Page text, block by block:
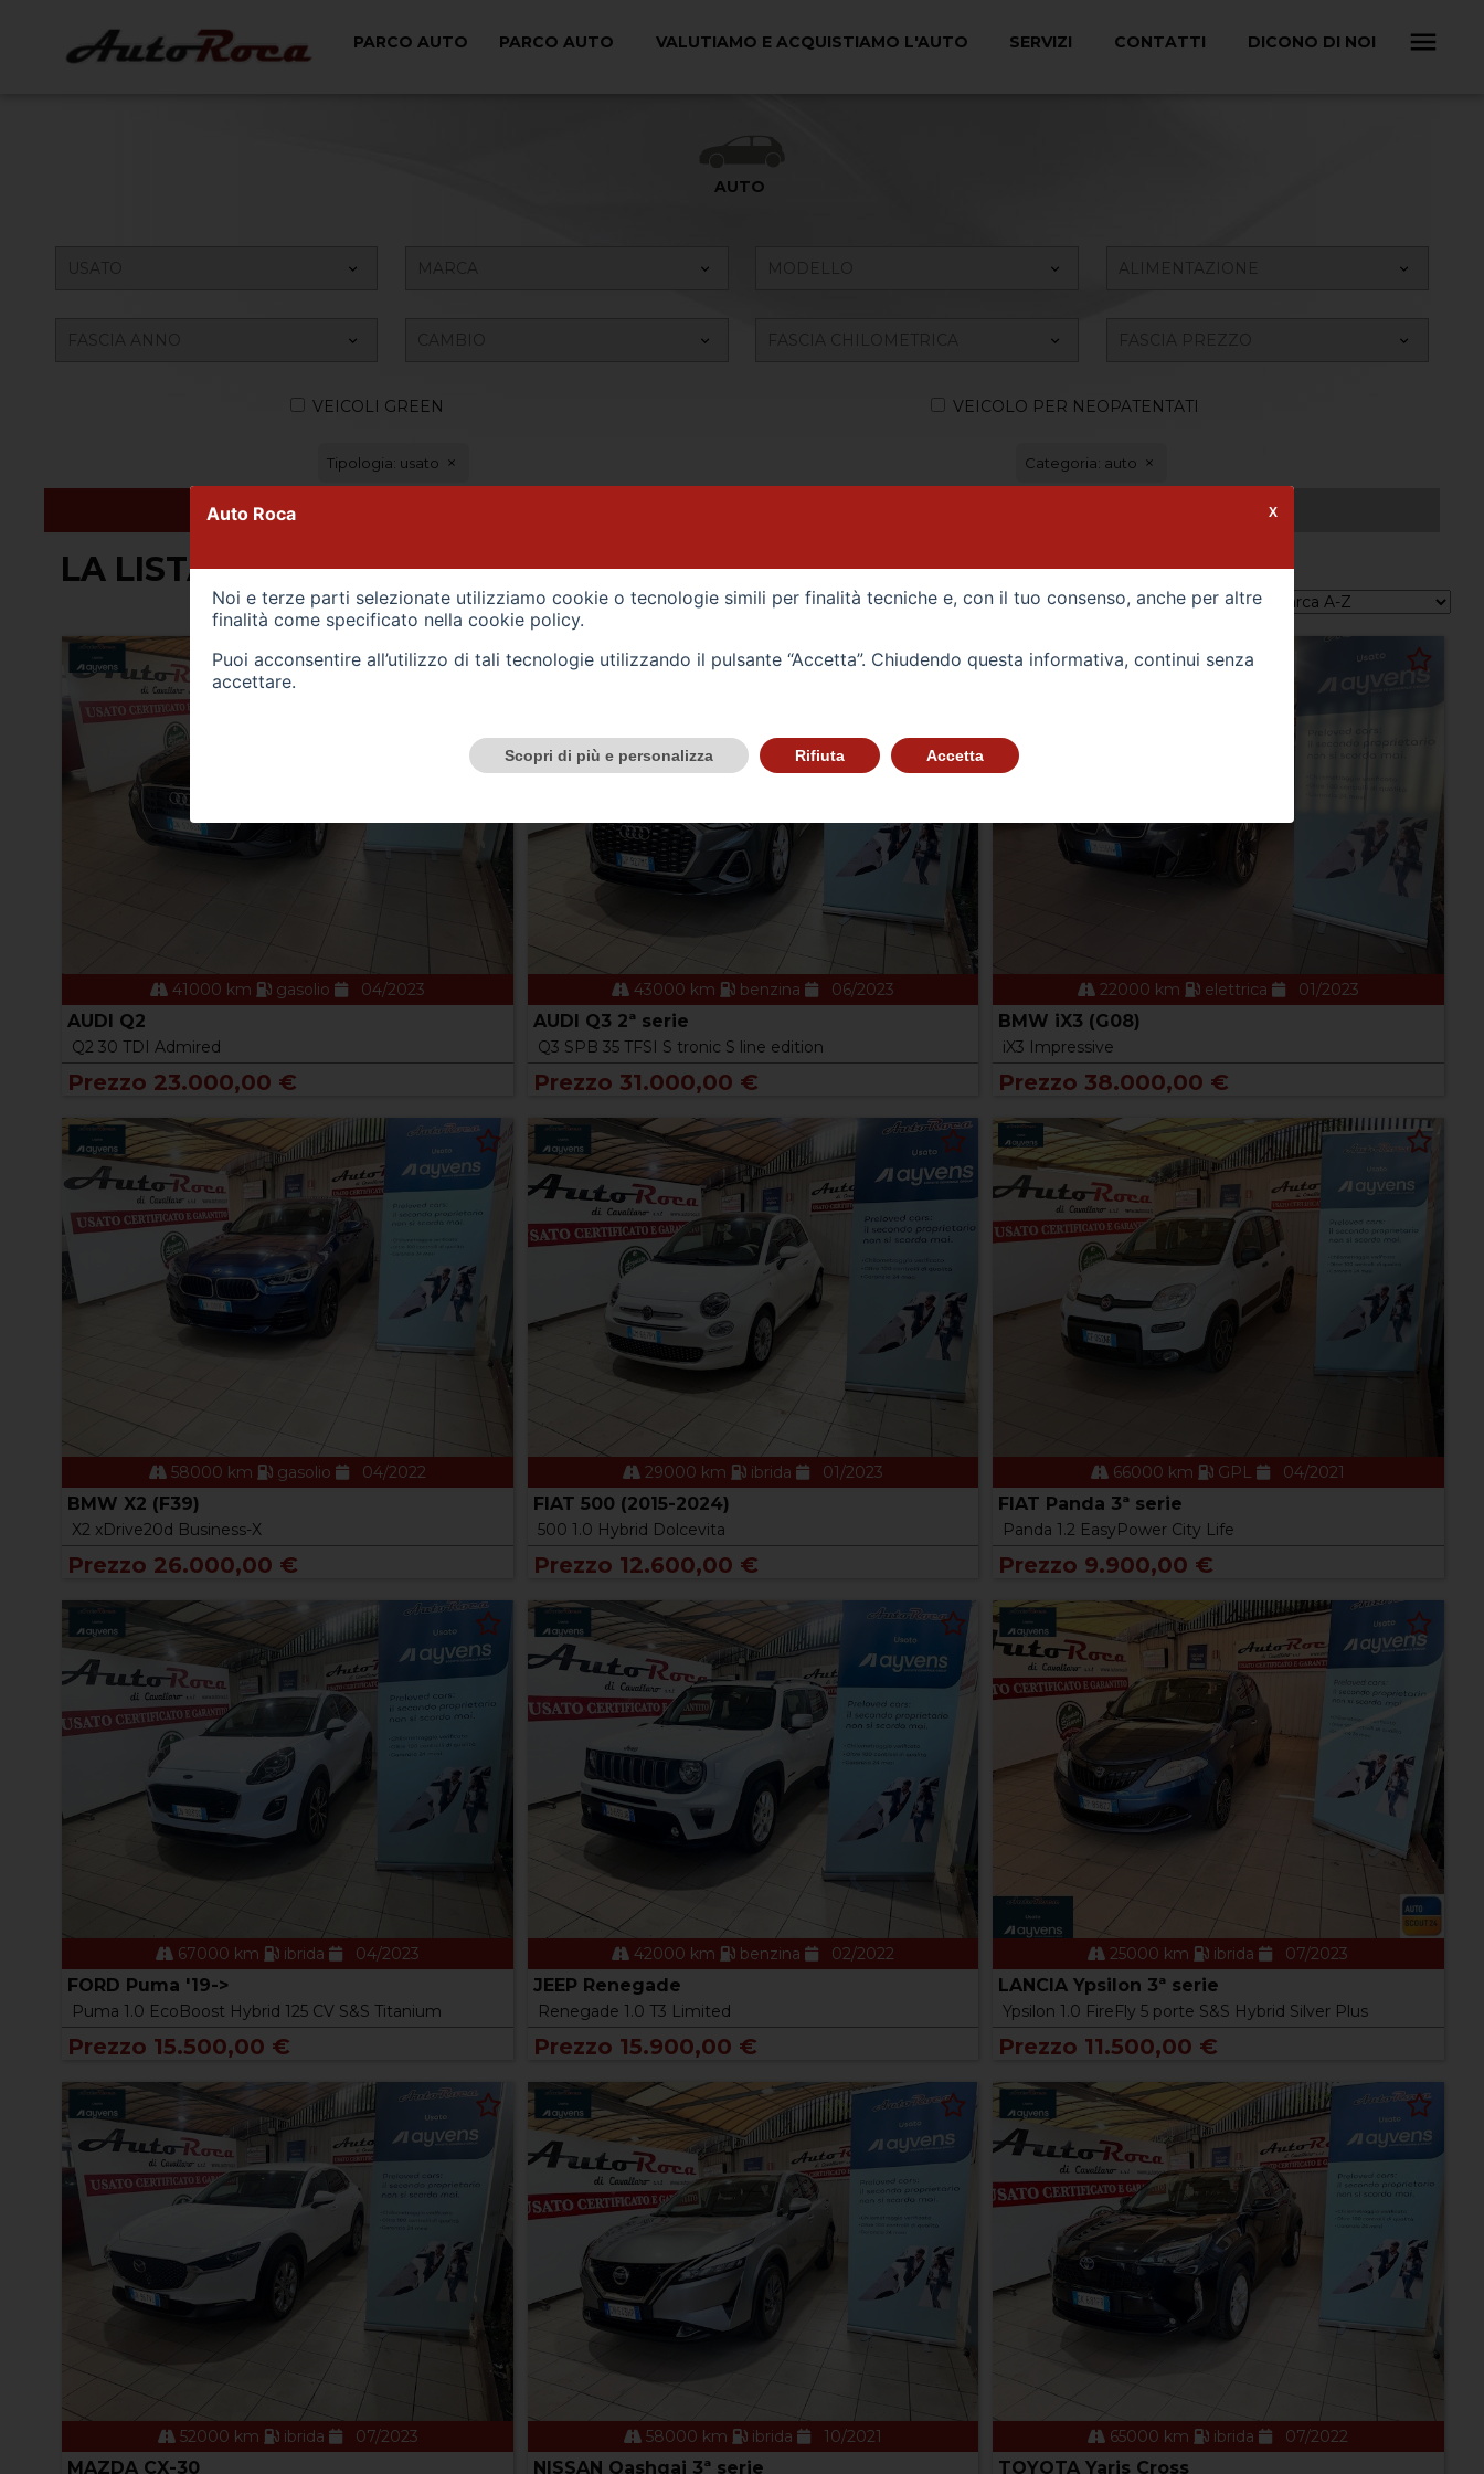
PARCO AUTO PARCO AUTO VALUTIAMO E ACQUISTIAMO L'AUTO SERVIZI CONTATTI DICONO DI NOI
AUTO
VEICOLI GREEN VEICOLO PER NEOPATENTATI
Tipologia: usato Categoria: auto
LA LISTA CONTIENE (12) VEICOLI DI TIPO USATO
Ordina per:
41000 km gasolio 04/2023
AUDI Q2
Q2 30 TDI Admired
Prezzo 23.000,00 €
43000 km benzina 06/2023
AUDI Q3 2ª serie
Q3 SPB 35 TFSI S tronic S line edition
Prezzo 31.000,00 €
22000 km elettrica 01/2023
BMW iX3 (G08)
iX3 Impressive
Prezzo 38.000,00 €
58000 km gasolio 04/2022
BMW X2 (F39)
X2 xDrive20d Business-X
Prezzo 26.000,00 €
29000 km ibrida 01/2023
FIAT 500 (2015-2024)
500 1.0 Hybrid Dolcevita
Prezzo 12.600,00 €
66000 km GPL 04/2021
FIAT Panda 3ª serie
Panda 1.2 EasyPower City Life
Prezzo 9.900,00 €
67000 km ibrida 04/2023
FORD Puma '19->
Puma 1.0 EcoBoost Hybrid 125 CV S&S Titanium
Prezzo 15.500,00 €
42000 km benzina 02/2022
JEEP Renegade
Renegade 1.0 T3 Limited
Prezzo 15.900,00 €
25000 km ibrida 07/2023
LANCIA Ypsilon 3ª serie
Ypsilon 1.0 FireFly 5 porte S&S Hybrid Silver Plus
Prezzo 11.500,00 €
52000 km ibrida 07/2023
MAZDA CX-30
58000 km ibrida 10/2021
NISSAN Qashqai 3ª serie
65000 km ibrida 07/2022
TOYOTA Yaris Cross
Auto Roca
Noi e terze parti selezionate utilizziamo cookie o tecnologie simili per finalità tecniche e, con il tuo consenso, anche per altre
finalità come specificato nella cookie policy.
Puoi acconsentire all’utilizzo di tali tecnologie utilizzando il pulsante “Accetta”. Chiudendo questa informativa, continui senza
accettare.
Scopri di più e personalizza Rifiuta Accetta
X